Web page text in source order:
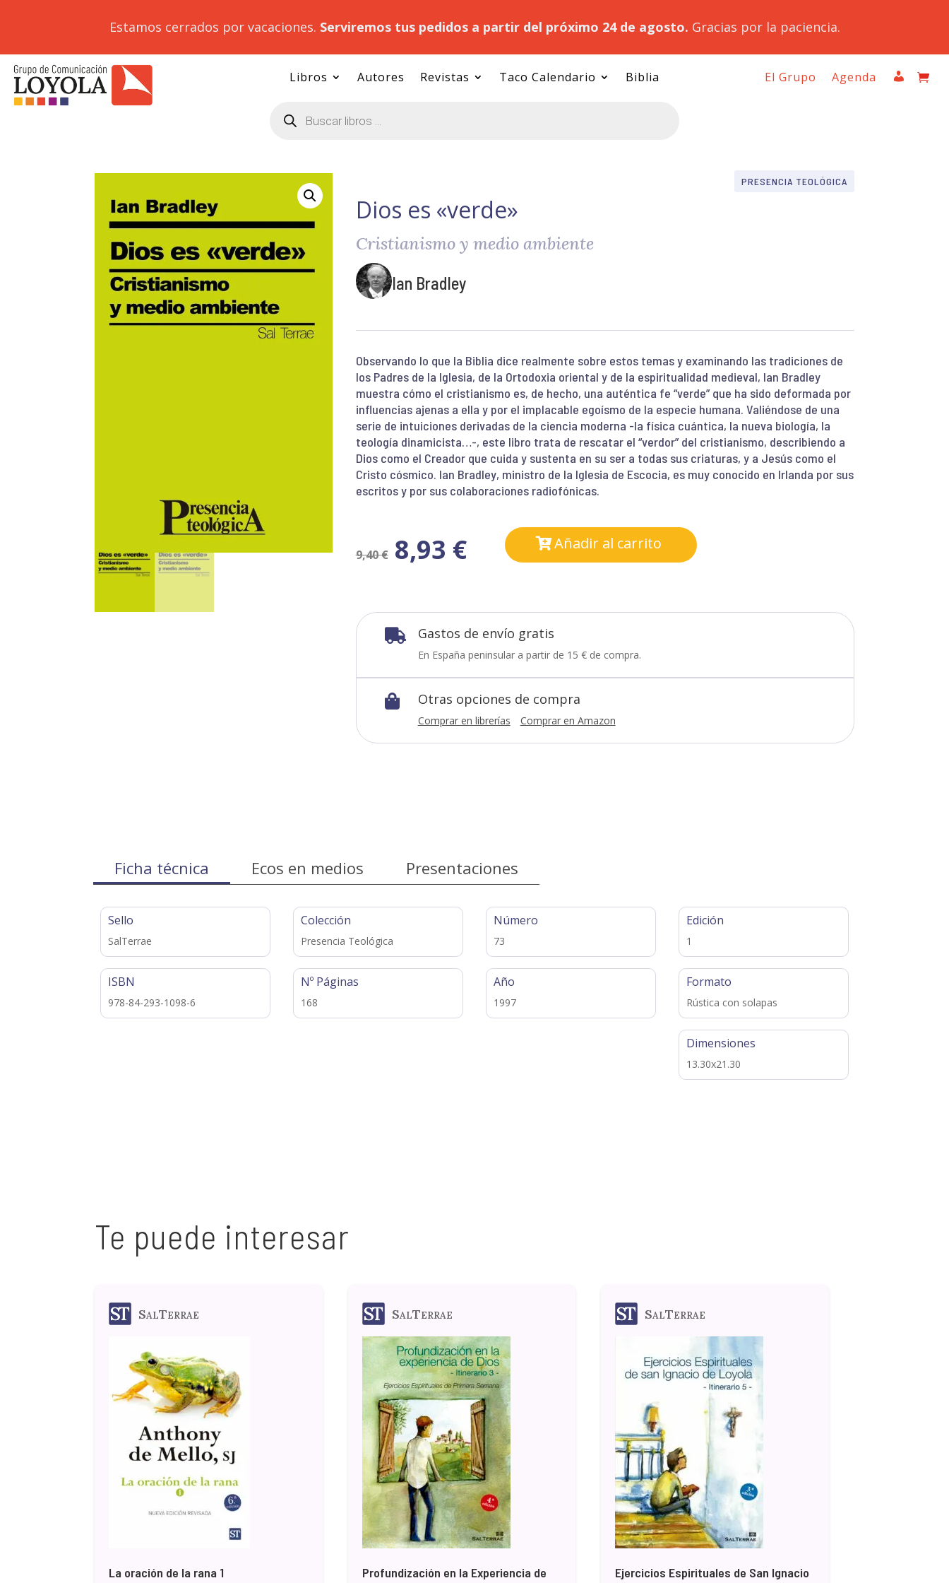
Estamos cerrados por vacaciones. Serviremos tus pedidos a partir del próximo 24 de agosto. Gracias por la paciencia.
Libros Autores Revistas Taco Calendario Biblia
productos
El Grupo Agenda
PRESENCIA TEOLÓGICA
Dios es «verde»
Cristianismo y medio ambiente
Ian Bradley
Observando lo que la Biblia dice realmente sobre estos temas y examinando las tradiciones de
los Padres de la Iglesia, de la Ortodoxia oriental y de la espiritualidad medieval, Ian Bradley
muestra cómo el cristianismo es, de hecho, una auténtica fe “verde” que ha sido deformada por
influencias ajenas a ella y por el implacable egoísmo de la especie humana. Valiéndose de una
serie de intuiciones derivadas de la ciencia moderna -la física cuántica, la nueva biología, la
teología dinamicista…-, este libro trata de rescatar el “verdor” del cristianismo, describiendo a
Dios como el Creador que cuida y sustenta en su ser a todas sus criaturas, y a Jesús como el
Cristo cósmico. Ian Bradley, ministro de la Iglesia de Escocia, es muy conocido en Irlanda por sus
escritos y por sus colaboraciones radiofónicas.
9,40€ 8,93 € Añadir al carrito
 Gastos de envío gratis
En España peninsular a partir de 15 € de compra.
 Otras opciones de compra
Comprar en librerías Comprar en Amazon
Ficha técnica Ecos en medios Presentaciones
Sello
SalTerrae
ISBN
978-84-293-1098-6
Colección
Presencia Teológica
Nº Páginas
168
Número
73
Año
1997
Edición
1
Formato
Rústica con solapas
Dimensiones
13.30x21.30
Te puede interesar
SalTerrae
La oración de la rana 1
SalTerrae
Profundización en la Experiencia de
SalTerrae
Ejercicios Espirituales de San Ignacio